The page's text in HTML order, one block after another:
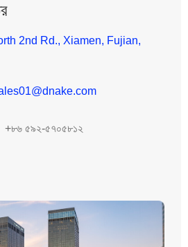
2nd Rd., Xiamen, Fujian,
+৮৬ ৫৯২-৫৭০৫৮১২